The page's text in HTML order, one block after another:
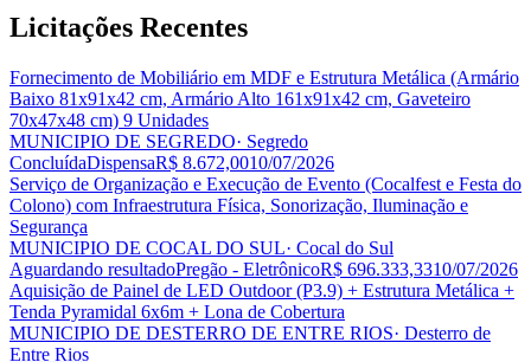
Licitações Recentes
Fornecimento de Mobiliário em MDF e Estrutura Metálica (Armário
Baixo 81x91x42 cm, Armário Alto 161x91x42 cm, Gaveteiro
70x47x48 cm) 9 Unidades
MUNICIPIO DE SEGREDO· Segredo
ConcluídaDispensaR$ 8.672,0010/07/2026
Serviço de Organização e Execução de Evento (Cocalfest e Festa do
Colono) com Infraestrutura Física, Sonorização, Iluminação e
Segurança
MUNICIPIO DE COCAL DO SUL· Cocal do Sul
Aguardando resultadoPregão - EletrônicoR$ 696.333,3310/07/2026
Aquisição de Painel de LED Outdoor (P3.9) + Estrutura Metálica +
Tenda Pyramidal 6x6m + Lona de Cobertura
MUNICIPIO DE DESTERRO DE ENTRE RIOS· Desterro de
Entre Rios